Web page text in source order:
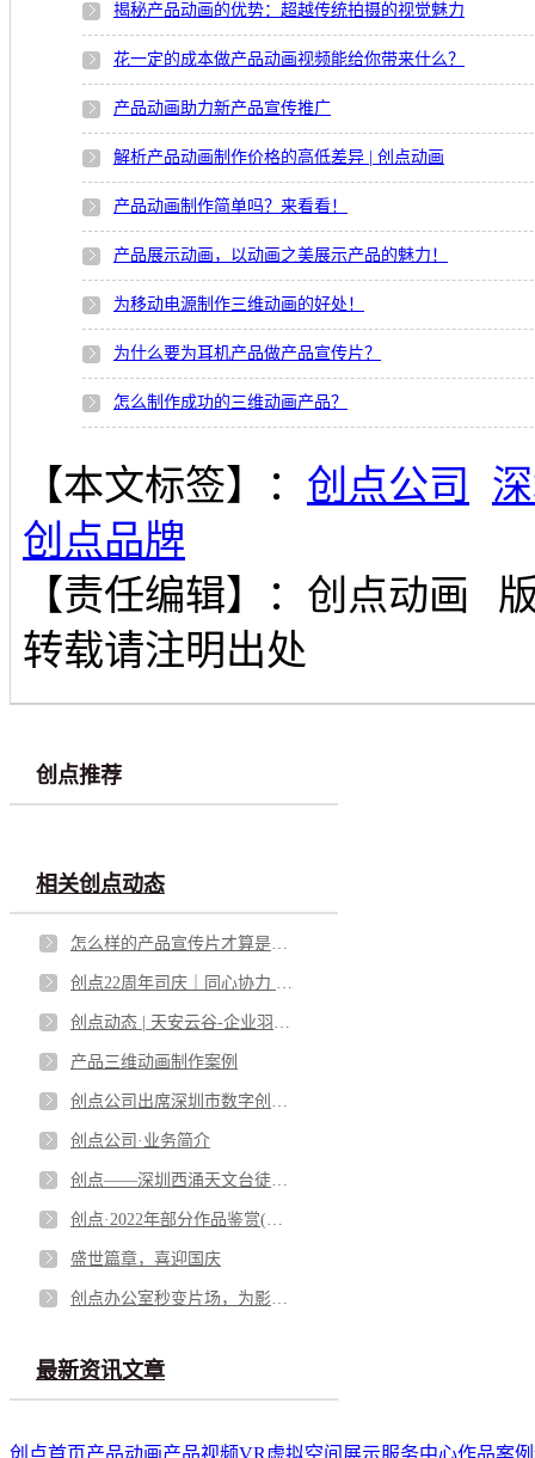
揭秘产品动画的优势：超越传统拍摄的视觉魅力
花一定的成本做产品动画视频能给你带来什么？
产品动画助力新产品宣传推广
解析产品动画制作价格的高低差异 | 创点动画
产品动画制作简单吗？来看看！
产品展示动画，以动画之美展示产品的魅力！
为移动电源制作三维动画的好处！
为什么要为耳机产品做产品宣传片？
怎么制作成功的三维动画产品？
【本文标签】： 创点公司
创点品牌
【责任编辑】： 创点动画
转载请注明出处
创点推荐
相关创点动态
产品三维动画制作案例
创点公司·业务简介
盛世篇章，喜迎国庆
最新资讯文章
创点首页产品动画产品视频VR虚拟空间展示服务中心作品案例